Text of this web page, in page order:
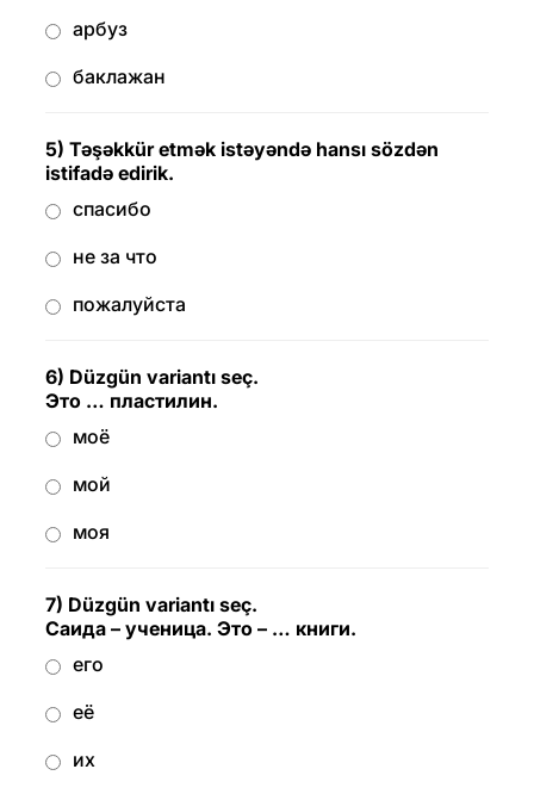
арбуз
баклажан
5) Təşəkkür etmək istəyəndə hansı sözdən
istifadə edirik.
спасибо
не за что
пожалуйста
6) Düzgün variantı seç.
Это … пластилин.
моё
мой
моя
7) Düzgün variantı seç.
Саида – ученица. Это – … книги.
его
её
их